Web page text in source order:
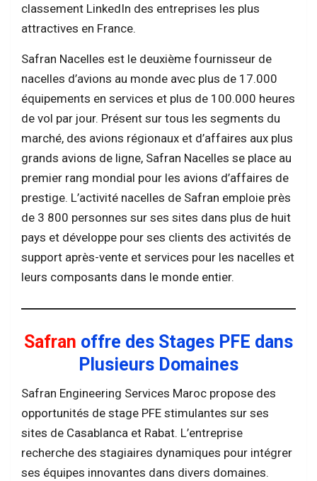
classement LinkedIn des entreprises les plus
attractives en France.
Safran Nacelles est le deuxième fournisseur de
nacelles d’avions au monde avec plus de 17.000
équipements en services et plus de 100.000 heures
de vol par jour. Présent sur tous les segments du
marché, des avions régionaux et d’affaires aux plus
grands avions de ligne, Safran Nacelles se place au
premier rang mondial pour les avions d’affaires de
prestige. L’activité nacelles de Safran emploie près
de 3 800 personnes sur ses sites dans plus de huit
pays et développe pour ses clients des activités de
support après-vente et services pour les nacelles et
leurs composants dans le monde entier.
Safran offre des Stages PFE dans
Plusieurs Domaines
Safran Engineering Services Maroc propose des
opportunités de stage PFE stimulantes sur ses
sites de Casablanca et Rabat. L’entreprise
recherche des stagiaires dynamiques pour intégrer
ses équipes innovantes dans divers domaines.